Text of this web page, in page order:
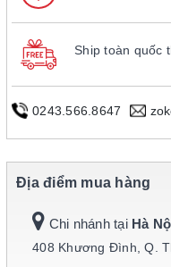
Ship toàn quốc
0243.566.8647
Địa điểm mua hàng
Chi nhánh tại Hà
408 Khương Đình, Q.